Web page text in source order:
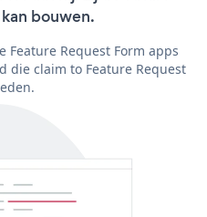
bouwen.
Request Form apps
die claim to Feature Request